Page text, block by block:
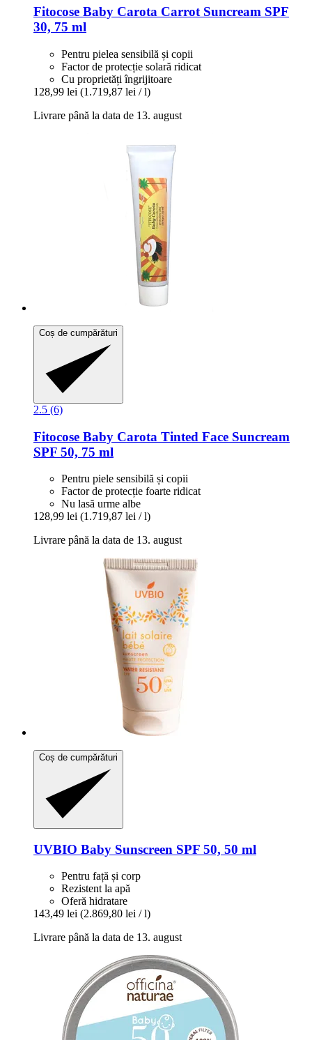
Fitocose Baby Carota Carrot Suncream SPF
30, 75 ml
Pentru pielea sensibilă și copii
Factor de protecție solară ridicat
Cu proprietăți îngrijitoare
128,99 lei (1.719,87 lei / l)
Livrare până la data de 13. august
Coș de cumpărături
2.5 (6)
Fitocose Baby Carota Tinted Face Suncream
SPF 50, 75 ml
Pentru piele sensibilă și copii
Factor de protecție foarte ridicat
Nu lasă urme albe
128,99 lei (1.719,87 lei / l)
Livrare până la data de 13. august
Coș de cumpărături
UVBIO Baby Sunscreen SPF 50, 50 ml
Pentru față și corp
Rezistent la apă
Oferă hidratare
143,49 lei (2.869,80 lei / l)
Livrare până la data de 13. august